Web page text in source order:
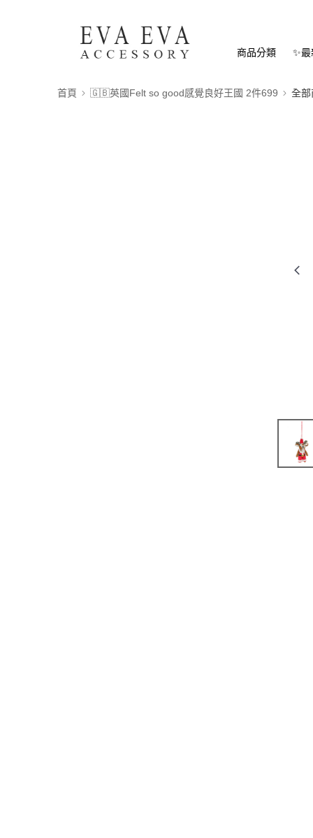
商品分類 ✨
首頁 🇬🇧英國Felt so good感覺良好王國 2件699 全部